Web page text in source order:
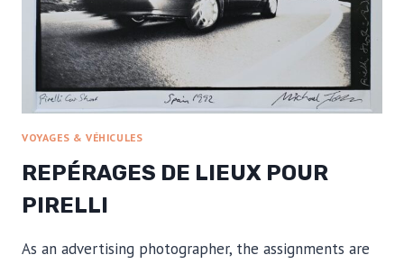
VOYAGES & VÉHICULES
REPÉRAGES DE LIEUX POUR
PIRELLI
As an advertising photographer, the assignments are